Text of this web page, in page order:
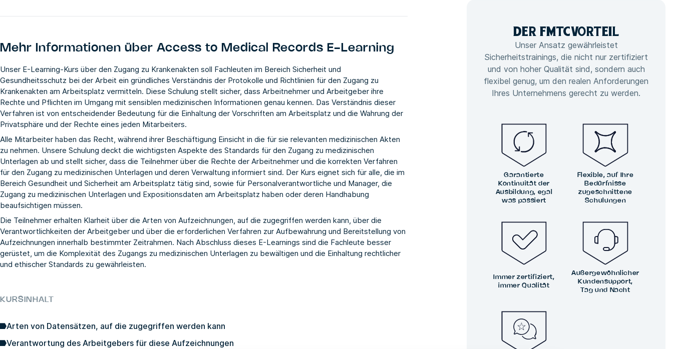
Mehr Informationen überAccess to Medical Records E-Learning
Unser E-Learning-Kurs über den Zugang zu Krankenakten soll Fachleuten im Bereich Sicherheit und
Gesundheitsschutz bei der Arbeit ein gründliches Verständnis der Protokolle und Richtlinien für den Zugang zu
Krankenakten am Arbeitsplatz vermitteln. Diese Schulung stellt sicher, dass Arbeitnehmer und Arbeitgeber ihre
Rechte und Pflichten im Umgang mit sensiblen medizinischen Informationen genau kennen. Das Verständnis dieser
Verfahren ist von entscheidender Bedeutung für die Einhaltung der Vorschriften am Arbeitsplatz und die Wahrung der
Privatsphäre und der Rechte eines jeden Mitarbeiters.
Alle Mitarbeiter haben das Recht, während ihrer Beschäftigung Einsicht in die für sie relevanten medizinischen Akten
zu nehmen. Unsere Schulung deckt die wichtigsten Aspekte des Standards für den Zugang zu medizinischen
Unterlagen ab und stellt sicher, dass die Teilnehmer über die Rechte der Arbeitnehmer und die korrekten Verfahren
für den Zugang zu medizinischen Unterlagen und deren Verwaltung informiert sind. Der Kurs eignet sich für alle, die im
Bereich Gesundheit und Sicherheit am Arbeitsplatz tätig sind, sowie für Personalverantwortliche und Manager, die
Zugang zu medizinischen Unterlagen und Expositionsdaten am Arbeitsplatz haben oder deren Handhabung
beaufsichtigen müssen.
Die Teilnehmer erhalten Klarheit über die Arten von Aufzeichnungen, auf die zugegriffen werden kann, über die
Verantwortlichkeiten der Arbeitgeber und über die erforderlichen Verfahren zur Aufbewahrung und Bereitstellung von
Aufzeichnungen innerhalb bestimmter Zeitrahmen. Nach Abschluss dieses E-Learnings sind die Fachleute besser
gerüstet, um die Komplexität des Zugangs zu medizinischen Unterlagen zu bewältigen und die Einhaltung rechtlicher
und ethischer Standards zu gewährleisten.
KURSINHALT
Arten von Datensätzen, auf die zugegriffen werden kann
Verantwortung des Arbeitgebers für diese Aufzeichnungen
DER FMTCVORTEIL
Unser Ansatz gewährleistet
Sicherheitstrainings, die nicht nur zertifiziert
und von hoher Qualität sind, sondern auch
flexibel genug, um den realen Anforderungen
Ihres Unternehmens gerecht zu werden.
Garantierte
Kontinuität der
Ausbildung, egal
was passiert
Flexible, auf Ihre
Bedürfnisse
zugeschnittene
Schulungen
Immer zertifiziert,
immer Qualität
Außergewöhnlicher
Kundensupport,
Tag und Nacht